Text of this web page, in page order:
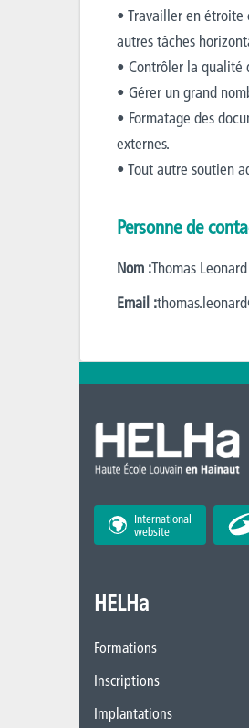
• Travailler en étroite
autres tâches
• Contrôler la qualité
• Gérer un grand
• Formatage des
externes.
• Tout autre soutien
Personne de
Nom :Thomas Leonard
Email :
International
website
HELHa
Formations
Inscriptions
Implantations